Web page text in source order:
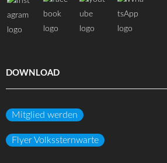
DOWNLOAD
Mitglied werden
Flyer Volkssternwarte